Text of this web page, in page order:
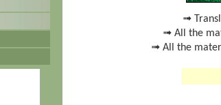
➟
➟ All the
➟ All the